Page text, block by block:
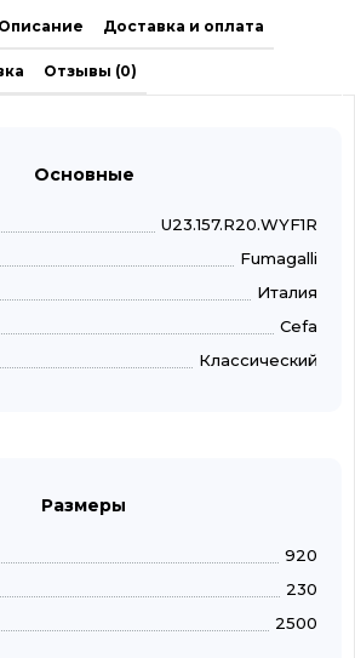
Описание Доставка и оплата
Отзывы (0)
Основные
U23.157.R20.WYF1R
Fumagalli
Италия
Cefa
Классический
Размеры
920
230
2500